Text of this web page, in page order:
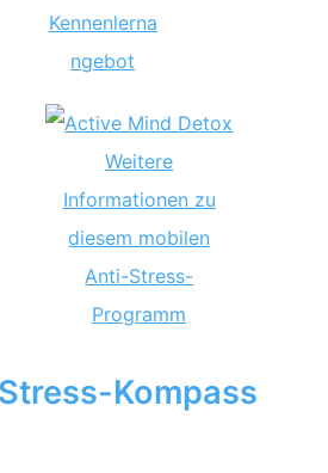
Kennenlerna
ngebot
Weitere
Informationen zu
diesem mobilen
Anti-Stress-
Programm
Stress-Kompass